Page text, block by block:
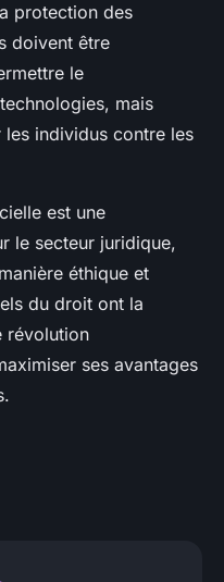
protection des
doivent être
le
mais
individus contre les
est une
le secteur juridique,
éthique et
du droit ont la
révolution
ses avantages